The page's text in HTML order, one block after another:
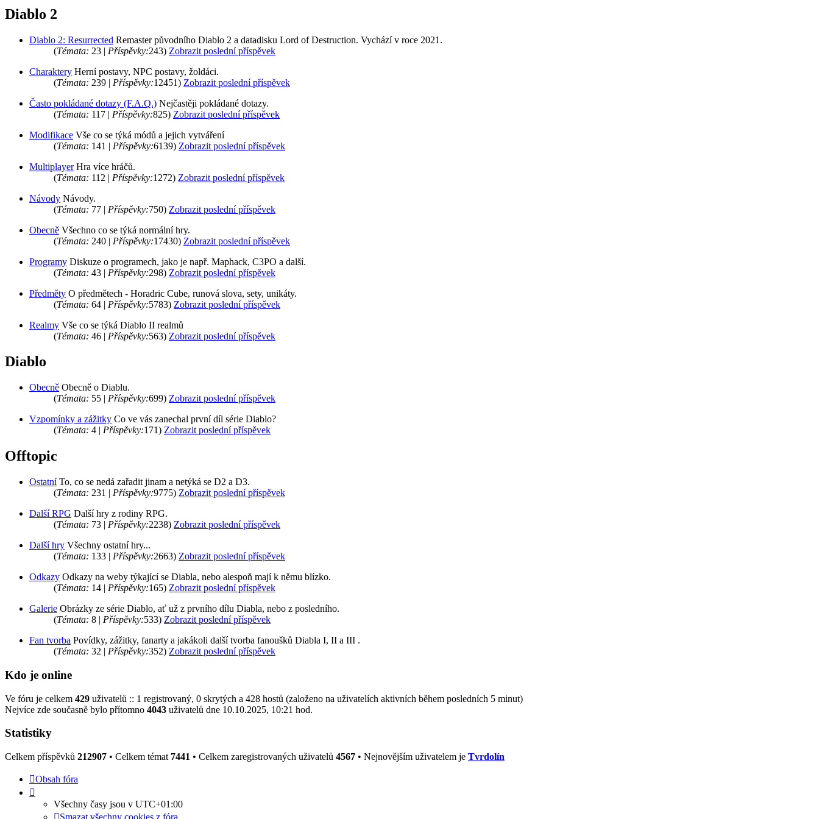
Diablo 2
Diablo 2: Resurrected Remaster původního Diablo 2 a datadisku Lord of Destruction. Vychází v roce 2021.
(Témata: 23 | Příspěvky:243) Zobrazit poslední příspěvek
Charaktery Herní postavy, NPC postavy, žoldáci.
(Témata: 239 | Příspěvky:12451) Zobrazit poslední příspěvek
Často pokládané dotazy (F.A.Q.) Nejčastěji pokládané dotazy.
(Témata: 117 | Příspěvky:825) Zobrazit poslední příspěvek
Modifikace Vše co se týká módů a jejich vytváření
(Témata: 141 | Příspěvky:6139) Zobrazit poslední příspěvek
Multiplayer Hra více hráčů.
(Témata: 112 | Příspěvky:1272) Zobrazit poslední příspěvek
Návody Návody.
(Témata: 77 | Příspěvky:750) Zobrazit poslední příspěvek
Obecně Všechno co se týká normální hry.
(Témata: 240 | Příspěvky:17430) Zobrazit poslední příspěvek
Programy Diskuze o programech, jako je např. Maphack, C3PO a další.
(Témata: 43 | Příspěvky:298) Zobrazit poslední příspěvek
Předměty O předmětech - Horadric Cube, runová slova, sety, unikáty.
(Témata: 64 | Příspěvky:5783) Zobrazit poslední příspěvek
Realmy Vše co se týká Diablo II realmů
(Témata: 46 | Příspěvky:563) Zobrazit poslední příspěvek
Diablo
Obecně Obecně o Diablu.
(Témata: 55 | Příspěvky:699) Zobrazit poslední příspěvek
Vzpomínky a zážitky Co ve vás zanechal první díl série Diablo?
(Témata: 4 | Příspěvky:171) Zobrazit poslední příspěvek
Offtopic
Ostatní To, co se nedá zařadit jinam a netýká se D2 a D3.
(Témata: 231 | Příspěvky:9775) Zobrazit poslední příspěvek
Další RPG Další hry z rodiny RPG.
(Témata: 73 | Příspěvky:2238) Zobrazit poslední příspěvek
Další hry Všechny ostatní hry...
(Témata: 133 | Příspěvky:2663) Zobrazit poslední příspěvek
Odkazy Odkazy na weby týkající se Diabla, nebo alespoň mají k němu blízko.
(Témata: 14 | Příspěvky:165) Zobrazit poslední příspěvek
Galerie Obrázky ze série Diablo, ať už z prvního dílu Diabla, nebo z posledního.
(Témata: 8 | Příspěvky:533) Zobrazit poslední příspěvek
Fan tvorba Povídky, zážitky, fanarty a jakákoli další tvorba fanoušků Diabla I, II a III .
(Témata: 32 | Příspěvky:352) Zobrazit poslední příspěvek
Kdo je online
Ve fóru je celkem 429 uživatelů :: 1 registrovaný, 0 skrytých a 428 hostů (založeno na uživatelích aktivních během posledních 5 minut)
Nejvíce zde současně bylo přítomno 4043 uživatelů dne 10.10.2025, 10:21 hod.
Statistiky
Celkem příspěvků 212907 • Celkem témat 7441 • Celkem zaregistrovaných uživatelů 4567 • Nejnovějším uživatelem je Tvrdolín
Obsah fóra
Všechny časy jsou v UTC+01:00
Smazat všechny cookies z fóra